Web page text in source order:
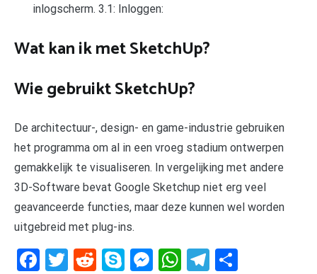
inlogscherm. 3.1: Inloggen:
Wat kan ik met SketchUp?
Wie gebruikt SketchUp?
De architectuur-, design- en game-industrie gebruiken
het programma om al in een vroeg stadium ontwerpen
gemakkelijk te visualiseren. In vergelijking met andere
3D-Software bevat Google Sketchup niet erg veel
geavanceerde functies, maar deze kunnen wel worden
uitgebreid met plug-ins.
Facebook
Twitter
RedditSkypeMessenger
WhatsApp
Telegram